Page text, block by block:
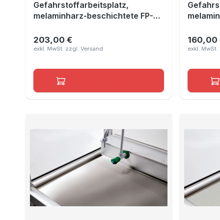
Gefahrstoffarbeitsplatz,
melaminharz-beschichtete FP-
1690x490x10 mm
Regulärer Preis:
203,00 € 160,00